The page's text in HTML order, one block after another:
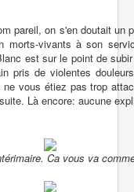
pareil, on s'en doutait un
vivants à son
est sur le point de
pris de violentes
vous étiez pas trop
Là encore: aucune
Ca vous va